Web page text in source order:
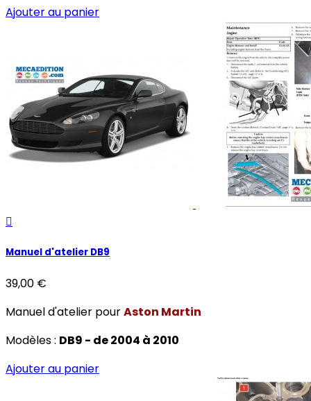
Ajouter au panier

Manuel d'atelier DB9
39,00 €
Manuel d'atelier pourAston Martin
Modèles : DB9 - de 2004 à 2010
Ajouter au panier